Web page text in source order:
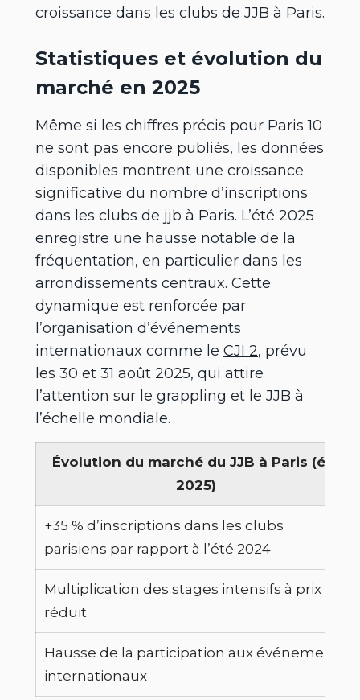
croissance dans les clubs de JJB à Paris.
Statistiques et évolution du
marché en 2025
Même si les chiffres précis pour Paris 10
ne sont pas encore publiés, les données
disponibles montrent une croissance
significative du nombre d’inscriptions
dans les clubs de jjb à Paris. L’été 2025
enregistre une hausse notable de la
fréquentation, en particulier dans les
arrondissements centraux. Cette
dynamique est renforcée par
l’organisation d’événements
internationaux comme le CJI 2, prévu
les 30 et 31 août 2025, qui attire
l’attention sur le grappling et le JJB à
l’échelle mondiale.
Évolution du marché du JJB à Paris (été
2025)
+35 % d’inscriptions dans les clubs
parisiens par rapport à l’été 2024
Multiplication des stages intensifs à prix
réduit
Hausse de la participation aux événements
internationaux